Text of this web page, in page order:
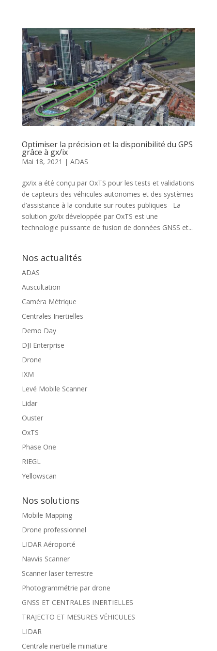
Optimiser la précision et la disponibilité du GPS
grâce à gx/ix
Mai 18, 2021 | ADAS
gx/ix a été conçu par OxTS pour les tests et validations
de capteurs des véhicules autonomes et des systèmes
d’assistance à la conduite sur routes publiques La
solution gx/ix développée par OxTS est une
technologie puissante de fusion de données GNSS et...
Nos actualités
ADAS
Auscultation
Caméra Métrique
Centrales Inertielles
Demo Day
DJI Enterprise
Drone
IXM
Levé Mobile Scanner
Lidar
Ouster
OxTS
Phase One
RIEGL
Yellowscan
Nos solutions
Mobile Mapping
Drone professionnel
LIDAR Aéroporté
Navvis Scanner
Scanner laser terrestre
Photogrammétrie par drone
GNSS ET CENTRALES INERTIELLES
TRAJECTO ET MESURES VÉHICULES
LIDAR
Centrale inertielle miniature